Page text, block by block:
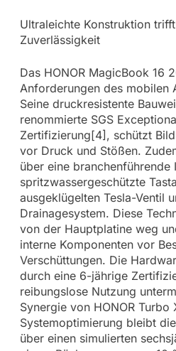
Ultraleichte Konstruktion
Zuverlässigkeit
Das HONOR MagicBook 16
Anforderungen des mobilen
Seine druckresistente
renommierte SGS
Zertifizierung[4], schützt
vor Druck und Stößen.
über eine branchenführende
spritzwassergeschützte
ausgeklügelten Tesla-Ventil
Drainagesystem. Diese
von der Hauptplatine weg
interne Komponenten vor
Verschüttungen. Die
durch eine 6-jährige
reibungslose Nutzung
Synergie von HONOR Turbo
Systemoptimierung bleibt
über einen simulierten